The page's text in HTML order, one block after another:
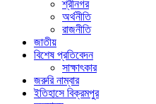
শ্রীনগর
অর্থনীতি
রাজনীতি
জাতীয়
বিশেষ প্রতিবেদন
সাক্ষাৎকার
জরুরি নাম্বার
ইতিহাসে বিক্রমপুর